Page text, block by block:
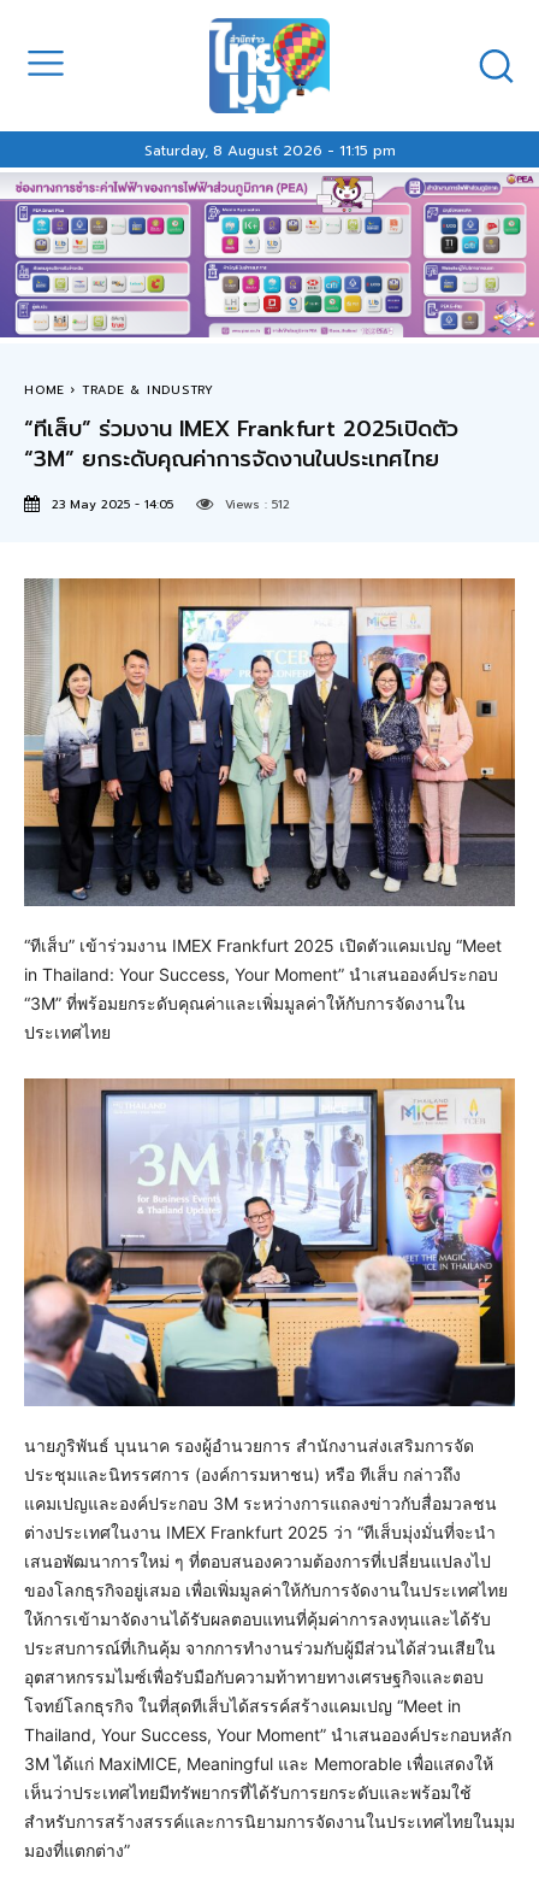
Saturday, 8 August 2026 - 11:15 pm
HOME TRADE & INDUSTRY
“ทีเส็บ” ร่วมงาน IMEX Frankfurt 2025เปิดตัว
“3M” ยกระดับคุณค่าการจัดงานในประเทศไทย
23 May 2025 - 14:05 Views : 512
“ทีเส็บ” เข้าร่วมงาน IMEX Frankfurt 2025 เปิดตัวแคมเปญ “Meet
in Thailand: Your Success, Your Moment” นำเสนอองค์ประกอบ
“3M” ที่พร้อมยกระดับคุณค่าและเพิ่มมูลค่าให้กับการจัดงานใน
ประเทศไทย
นายภูริพันธ์ บุนนาค รองผู้อำนวยการ สำนักงานส่งเสริมการจัด
ประชุมและนิทรรศการ (องค์การมหาชน) หรือ ทีเส็บ กล่าวถึง
แคมเปญและองค์ประกอบ 3M ระหว่างการแถลงข่าวกับสื่อมวลชน
ต่างประเทศในงาน IMEX Frankfurt 2025 ว่า “ทีเส็บมุ่งมั่นที่จะนำ
เสนอพัฒนาการใหม่ ๆ ที่ตอบสนองความต้องการที่เปลี่ยนแปลงไป
ของโลกธุรกิจอยู่เสมอ เพื่อเพิ่มมูลค่าให้กับการจัดงานในประเทศไทย
ให้การเข้ามาจัดงานได้รับผลตอบแทนที่คุ้มค่าการลงทุนและได้รับ
ประสบการณ์ที่เกินคุ้ม จากการทำงานร่วมกับผู้มีส่วนได้ส่วนเสียใน
อุตสาหกรรมไมซ์เพื่อรับมือกับความท้าทายทางเศรษฐกิจและตอบ
โจทย์โลกธุรกิจ ในที่สุดทีเส็บได้สรรค์สร้างแคมเปญ “Meet in
Thailand, Your Success, Your Moment” นำเสนอองค์ประกอบหลัก
3M ได้แก่ MaxiMICE, Meaningful และ Memorable เพื่อแสดงให้
เห็นว่าประเทศไทยมีทรัพยากรที่ได้รับการยกระดับและพร้อมใช้
สำหรับการสร้างสรรค์และการนิยามการจัดงานในประเทศไทยในมุม
มองที่แตกต่าง”